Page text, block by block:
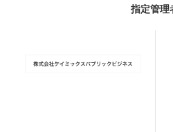
指定管理